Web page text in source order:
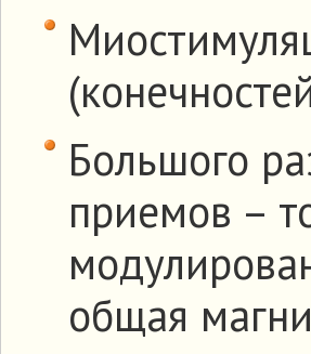
Большого
приемов –
общая